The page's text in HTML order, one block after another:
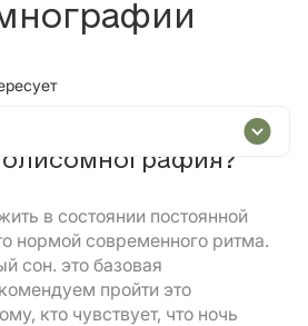
в состоянии постоянной
нормой современного ритма.
сон. это базовая
пройти это
кто чувствует, что ночь